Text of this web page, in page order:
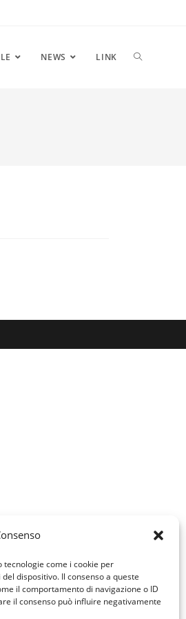
come i cookie per
dispositivo. Il consenso a queste
il comportamento di navigazione o ID
il consenso può influire negativamente
NEWS LINK ATTIVA/